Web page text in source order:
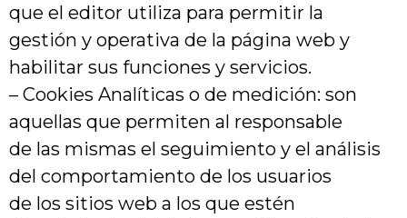
que el editor utiliza para permitir la
gestión y operativa de la página web y
habilitar sus funciones y servicios.
– Cookies Analíticas o de medición: son
aquellas que permiten al responsable
de las mismas el seguimiento y el análisis
del comportamiento de los usuarios
de los sitios web a los que estén